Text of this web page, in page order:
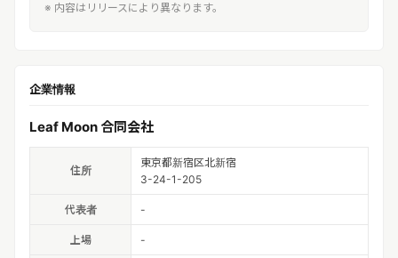
※ 内容はリリースにより異なります。
企業情報
Leaf Moon 合同会社
住所
東京都新宿区北新宿
3-24-1-205
代表者 -
上場 -